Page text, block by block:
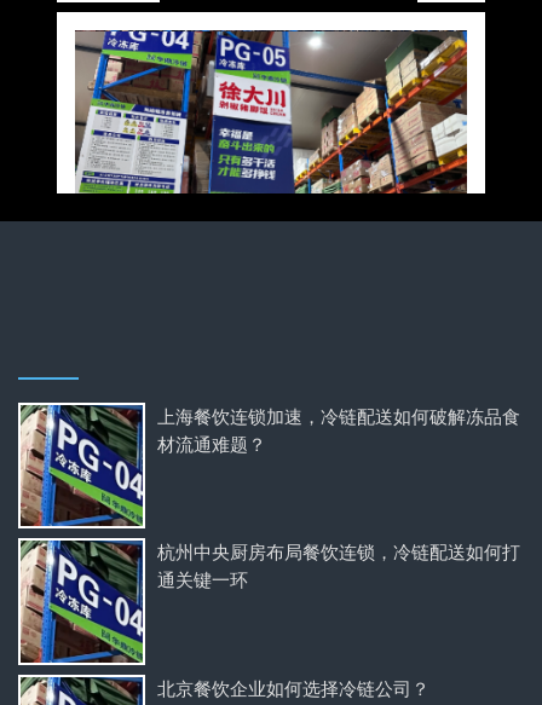
上海餐饮连锁加速，冷链配送如何破解冻品食
材流通难题？
杭州中央厨房布局餐饮连锁，冷链配送如何打
通关键一环
北京餐饮企业如何选择冷链公司？